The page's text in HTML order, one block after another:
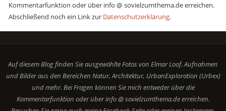
Kommentarfunktion oder über info @ sovielzumthema.de erreichen.
Abschließend noch ein Link zur Datenschutzerklärung.
Auf diesem Blog finden Sie ausgewählte Fotos von Elmar Loof. Aufnahmen
und Bilder aus den Bereichen Natur, Architektur, UrbanExploration (Urbex)
und mehr. Bei Fragen können Sie mich entweder über die
Kommentarfunktion oder über info @ sovielzumthema.de erreichen.